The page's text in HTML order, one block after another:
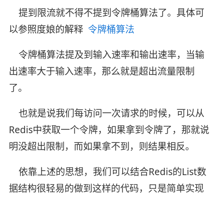
提到限流就不得不提到令牌桶算法了。具体可
以参照度娘的解释 令牌桶算法
令牌桶算法提及到输入速率和输出速率，当输
出速率大于输入速率，那么就是超出流量限制
了。
也就是说我们每访问一次请求的时候，可以从
Redis中获取一个令牌，如果拿到令牌了，那就说
明没超出限制，而如果拿不到，则结果相反。
依靠上述的思想，我们可以结合Redis的List数
据结构很轻易的做到这样的代码，只是简单实现